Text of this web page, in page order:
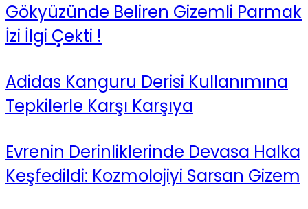
Gökyüzünde Beliren Gizemli Parmak
İzi İlgi Çekti !
Adidas Kanguru Derisi Kullanımına
Tepkilerle Karşı Karşıya
Evrenin Derinliklerinde Devasa Halka
Keşfedildi: Kozmolojiyi Sarsan Gizem